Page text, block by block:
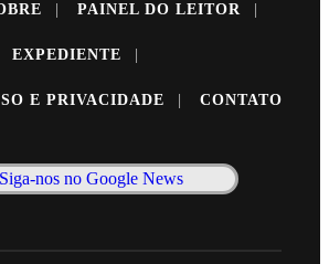
PAINEL DO LEITOR
EXPEDIENTE
E PRIVACIDADE CONTATO